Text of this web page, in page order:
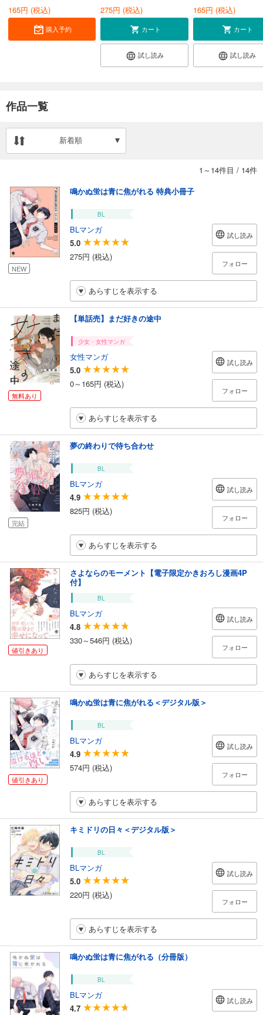
165円 (税込)
購入予約
275円 (税込)
カート
試し読み
165円 (税込)
カート
試し読み
作品一覧
新着順
1～14件目 / 14件
NEW
鳴かぬ蛍は青に焦がれる 特典小冊子
BL
BLマンガ
5.0
275円 (税込)
試し読み
フォロー
あらすじを表示する
無料あり
【単話売】まだ好きの途中
少女・女性マンガ
女性マンガ
5.0
0～165円 (税込)
試し読み
フォロー
あらすじを表示する
完結
夢の終わりで待ち合わせ
BL
BLマンガ
4.9
825円 (税込)
試し読み
フォロー
あらすじを表示する
値引きあり
さよならのモーメント【電子限定かきおろし漫画4P
付】
BL
BLマンガ
4.8
330～546円 (税込)
試し読み
フォロー
あらすじを表示する
値引きあり
鳴かぬ蛍は青に焦がれる＜デジタル版＞
BL
BLマンガ
4.9
574円 (税込)
試し読み
フォロー
あらすじを表示する
キミドリの日々＜デジタル版＞
BL
BLマンガ
5.0
220円 (税込)
試し読み
フォロー
あらすじを表示する
鳴かぬ蛍は青に焦がれる（分冊版）
BL
BLマンガ
4.7
試し読み